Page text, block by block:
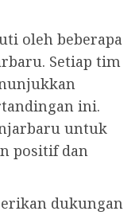
oleh beberapa
Setiap tim
ini.
untuk
positif dan
dukungan